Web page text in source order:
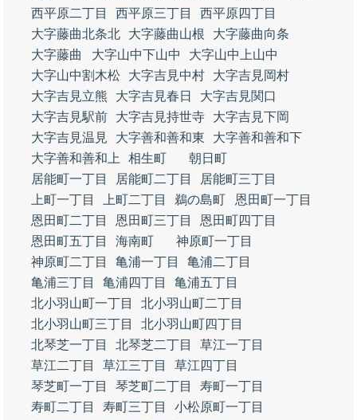
西平原二丁目
西平原三丁目
西平原四丁目
大字藤曲北条北
大字藤曲山根
大字藤曲向条
大字藤曲
大字山中下山中
大字山中上山中
大字山中割木松
大字吉見中村
大字吉見岡村
大字吉見立熊
大字吉見春日
大字吉見関口
大字吉見駅前
大字吉見持世寺
大字吉見下岡
大字吉見温見
大字善和善和東
大字善和善和下
大字善和善和上
相生町
朝日町
居能町一丁目
居能町二丁目
居能町三丁目
上町一丁目
上町二丁目 鵜の島町
恩田町一丁目
恩田町二丁目
恩田町三丁目
恩田町四丁目
恩田町五丁目
海南町
神原町一丁目
神原町二丁目
亀浦一丁目
亀浦二丁目
亀浦三丁目
亀浦四丁目
亀浦五丁目
北小羽山町一丁目
北小羽山町二丁目
北小羽山町三丁目
北小羽山町四丁目
北琴芝一丁目
北琴芝二丁目
草江一丁目
草江二丁目
草江三丁目
草江四丁目
琴芝町一丁目
琴芝町二丁目
寿町一丁目
寿町二丁目
寿町三丁目
小松原町一丁目